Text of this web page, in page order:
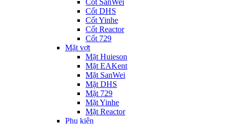
Cốt DHS
Cốt Yinhe
Cốt Reactor
Cốt 729
Mặt vợt
Mặt Huieson
Mặt EAKent
Mặt SanWei
Mặt DHS
Mặt 729
Mặt Yinhe
Mặt Reactor
Phụ kiện